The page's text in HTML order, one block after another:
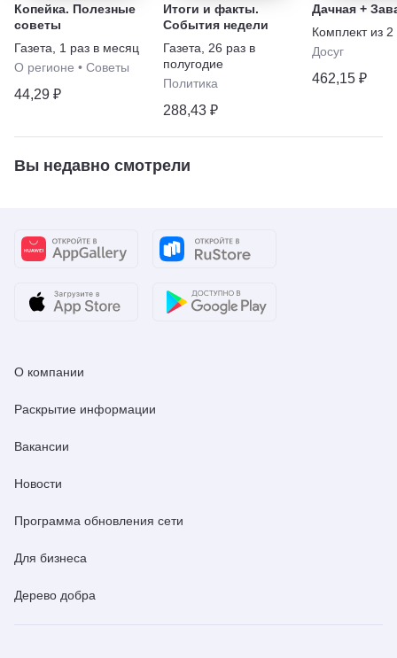
Копейка. Полезные
советы
Газета
1 раз в месяц
О регионе • Советы
44,29 ₽
Итоги и факты.
События недели
Газета
26 раз в
полугодие
Политика
288,43 ₽
Дачная +
Комплект из 2
Досуг
462,15 ₽
Вы недавно смотрели
О компании
Раскрытие информации
Вакансии
Новости
Программа обновления сети
Для бизнеса
Дерево добра